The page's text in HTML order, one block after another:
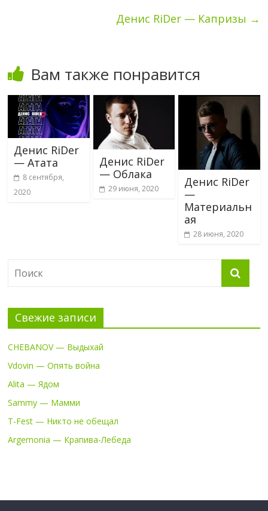
Денис RiDer — Капризы →
Вам также понравится
Денис RiDer
— Атата
8 сентября,
2020
Денис RiDer
— Облака
29 июня, 2020
Денис RiDer
—
Материальн
ая
28 июня, 2020
Свежие записи
CHEBANOV — Выдыхай
Vdovin — Опять война
Alita — Ядом
Sammy — Мамми
T-Fest — Никто не обещал
Argemonia — Крапива-Лебеда